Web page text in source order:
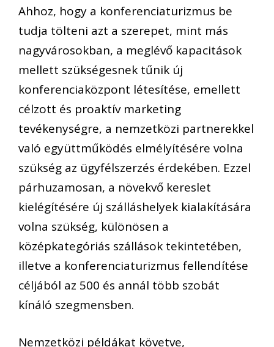
Ahhoz, hogy a konferenciaturizmus be
tudja tölteni azt a szerepet, mint más
nagyvárosokban, a meglévő kapacitások
mellett szükségesnek tűnik új
konferenciaközpont létesítése, emellett
célzott és proaktív marketing
tevékenységre, a nemzetközi partnerekkel
való együttműködés elmélyítésére volna
szükség az ügyfélszerzés érdekében. Ezzel
párhuzamosan, a növekvő kereslet
kielégítésére új szálláshelyek kialakítására
volna szükség, különösen a
középkategóriás szállások tekintetében,
illetve a konferenciaturizmus fellendítése
céljából az 500 és annál több szobát
kínáló szegmensben.
Nemzetközi példákat követve,